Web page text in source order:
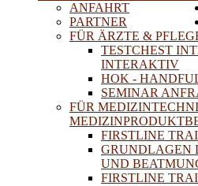
ANFAHRT
PARTNER
FÜR ÄRZTE &
TESTCHEST
INTERAKTIV
HOK -
SEMINAR
FÜR
FIRSTLINE
GRUNDLAGEN
UND
FIRSTLINE